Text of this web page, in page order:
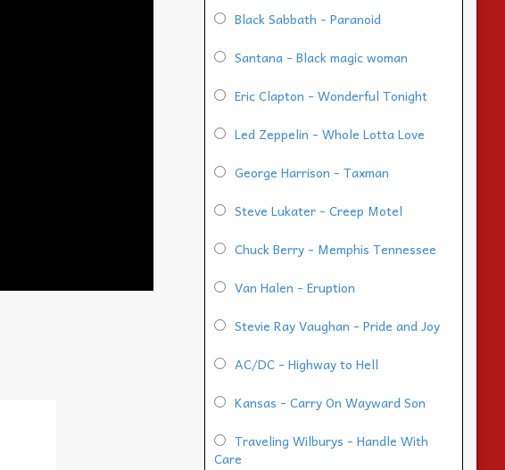
Black Sabbath - Paranoid
Santana - Black magic woman
Eric Clapton - Wonderful Tonight
Led Zeppelin - Whole Lotta Love
George Harrison - Taxman
Steve Lukater - Creep Motel
Chuck Berry - Memphis Tennessee
Van Halen - Eruption
Stevie Ray Vaughan - Pride and Joy
AC/DC - Highway to Hell
Kansas - Carry On Wayward Son
Traveling Wilburys - Handle With
Care